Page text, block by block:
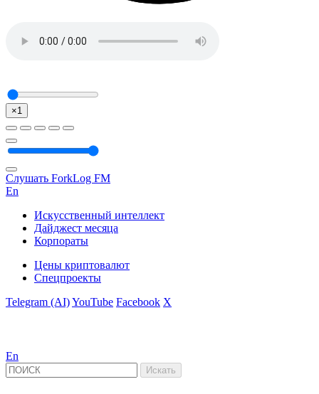
×1
Слушать ForkLog FM
En
Искусственный интеллект
Дайджест месяца
Корпораты
Цены криптовалют
Спецпроекты
Telegram (AI)YouTube Facebook X
En